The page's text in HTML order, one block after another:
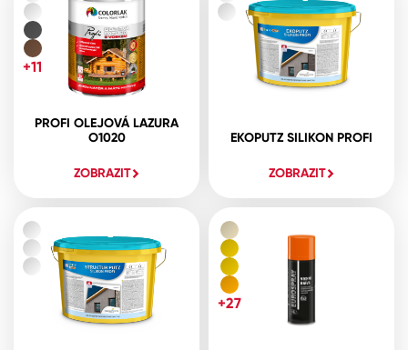
PROFI OLEJOVÁ LAZURA
O1020
ZOBRAZIT
+11
EKOPUTZ SILIKON PROFI
ZOBRAZIT
+27